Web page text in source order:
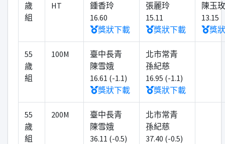
歲
組
HT
鍾香玲
16.60
獎狀下載
張麗玲
15.11
獎狀下載
陳玉玫
13.15
獎
55
歲
組
100M
臺中長青
陳雪娥
16.61 (-1.1)
獎狀下載
北市常青
孫紀慈
16.95 (-1.1)
獎狀下載
55
歲
組
200M
臺中長青
陳雪娥
36.11 (-0.5)
北市常青
孫紀慈
37.40 (-0.5)